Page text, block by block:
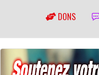
DONS